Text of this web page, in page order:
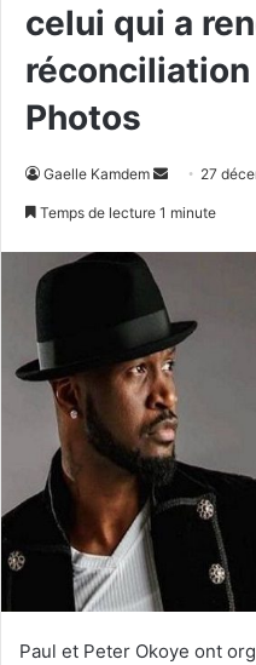
celui qui a
Photos
Gaelle Kamdem
Envoyer
27
Temps de lecture 1 minute
Paul et Peter Okoye ont